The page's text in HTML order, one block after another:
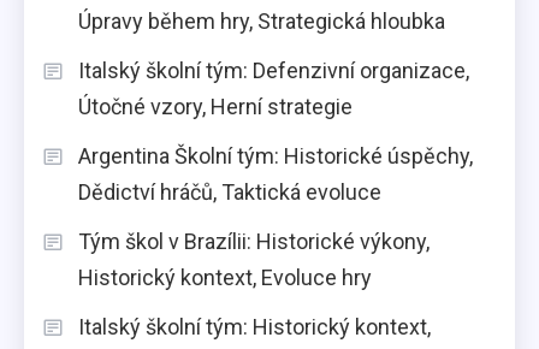
Úpravy během hry, Strategická hloubka
Italský školní tým: Defenzivní organizace,
Útočné vzory, Herní strategie
Argentina Školní tým: Historické úspěchy,
Dědictví hráčů, Taktická evoluce
Tým škol v Brazílii: Historické výkony,
Historický kontext, Evoluce hry
Italský školní tým: Historický kontext,